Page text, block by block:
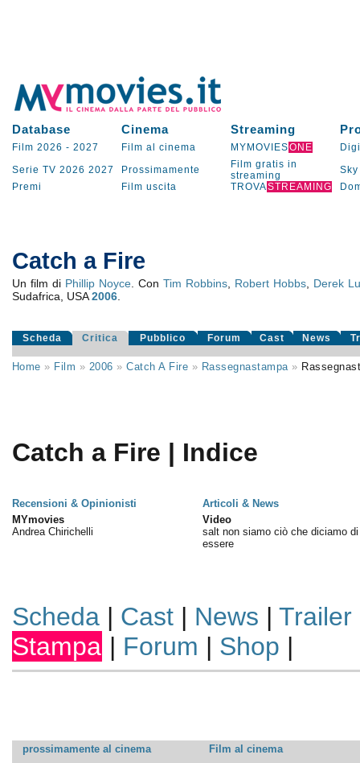
Database Cinema Streaming
Film 2026 - 2027 Film al cinema MYMOVIESONE
Serie TV 2026 2027 Prossimamente
Film gratis in
streaming
Sky
Premi
Film uscita TROVASTREAMING
Catch a Fire
Un film di Phillip Noyce. ConTim Robbins Robert Hobbs
Derek
Sudafrica, USA2006.
Scheda Critica Pubblico Forum Cast News
Home » Film » 2006 »Catch A Fire » Rassegnastampa»
Catch a Fire | Indice
Recensioni & Opinionisti
Articoli & News
MYmovies
Andrea Chirichelli
Video
salt non siamo ciò che diciamo di
essere
Scheda| Cast| News | Trailer
Stampa | Forum | Shop |
prossimamente al cinema
Film al cinema